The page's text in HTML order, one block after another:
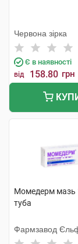
Червона зірка
Є в наявності
від 158.80 грн
Момедерм мазь
туба
Фармзавод